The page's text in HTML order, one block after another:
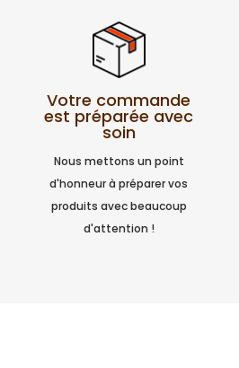
Votre commande
est préparée avec
soin
Nous mettons un point
d'honneur à préparer vos
produits avec beaucoup
d'attention !